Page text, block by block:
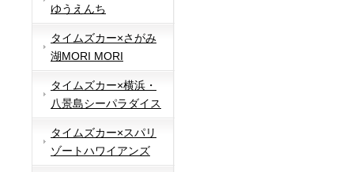
ゆうえんち
タイムズカー×さがみ
湖MORI MORI
タイムズカー×横浜・
八景島シーパラダイス
タイムズカー×スパリ
ゾートハワイアンズ